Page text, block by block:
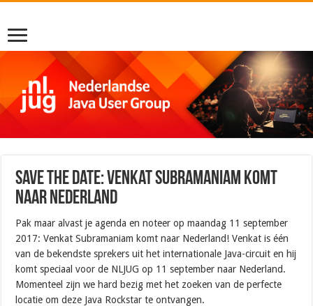
Save the date: Venkat Subramaniam komt
naar Nederland
Pak maar alvast je agenda en noteer op maandag 11 september
2017: Venkat Subramaniam komt naar Nederland! Venkat is één
van de bekendste sprekers uit het internationale Java-circuit en hij
komt speciaal voor de NLJUG op 11 september naar Nederland.
Momenteel zijn we hard bezig met het zoeken van de perfecte
locatie om deze Java Rockstar te ontvangen.